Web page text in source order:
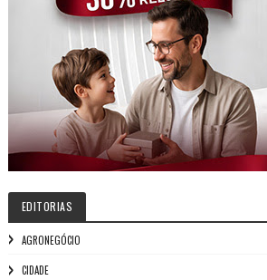
EDITORIAS
AGRONEGÓCIO
CIDADE